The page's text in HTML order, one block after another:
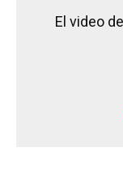
El video